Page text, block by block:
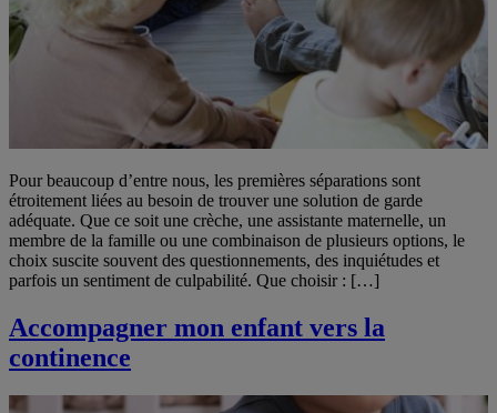
Pour beaucoup d’entre nous, les premières séparations sont
étroitement liées au besoin de trouver une solution de garde
adéquate. Que ce soit une crèche, une assistante maternelle, un
membre de la famille ou une combinaison de plusieurs options, le
choix suscite souvent des questionnements, des inquiétudes et
parfois un sentiment de culpabilité. Que choisir : […]
Accompagner mon enfant vers la
continence